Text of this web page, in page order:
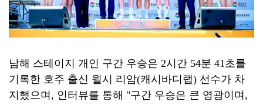
남해 스테이지 개인 구간 우승은 2시간 54분 41초를
기록한 호주 출신 윌시 리암(캐시바디랩) 선수가 차
지했으며, 인터뷰를 통해 "구간 우승은 큰 영광이며,